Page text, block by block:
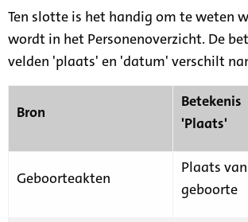
Ten slotte is het handig om te weten
wordt in het Personenoverzicht. De
velden 'plaats' en 'datum' verschilt
Bron
Betekenis
'Plaats'
Geboorteakten
Plaats
geboorte